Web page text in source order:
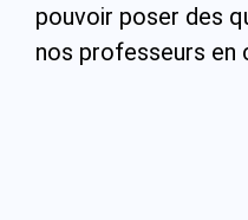
pouvoir poser des
nos professeurs en